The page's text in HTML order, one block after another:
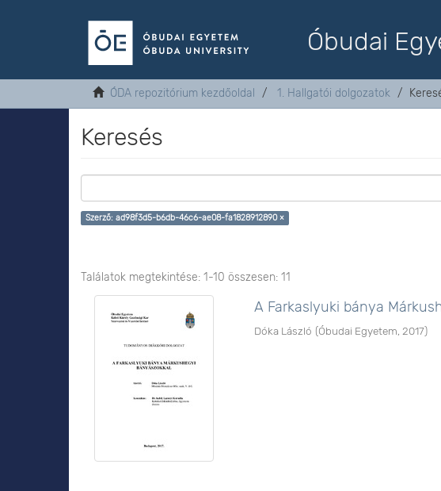
Óbudai
ÓDA repozitórium kezdőoldal 1. Hallgatói dolgozatok
Keresés
Szerző: ad98f3d5-b6db-46c6-ae08-fa1828912890 ×
Találatok megtekintése: 1-10 összesen: 11
A Farkaslyuki bánya
Dóka László (Óbudai Egyetem 2017)